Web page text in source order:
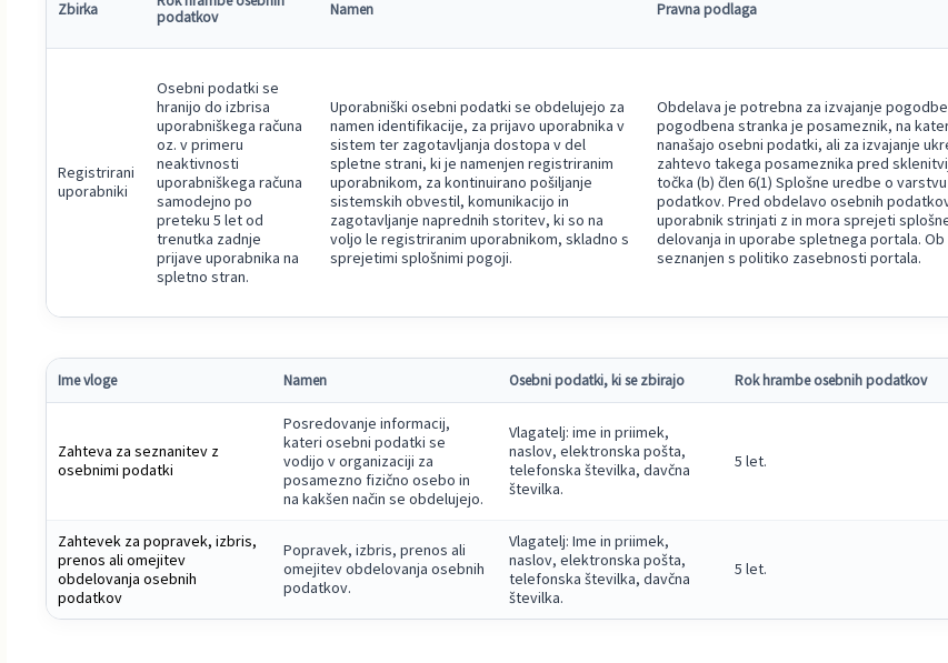
Zbirka
podatkov
Namen Pravna podlaga
Registrirani
uporabniki
Osebni podatki se
hranijo do izbrisa
uporabniškega računa
oz. v primeru
neaktivnosti
uporabniškega računa
samodejno po
preteku 5 let od
trenutka zadnje
prijave uporabnika na
spletno stran.
Uporabniški osebni podatki se obdelujejo za
namen identifikacije, za prijavo uporabnika v
sistem ter zagotavljanja dostopa v del
spletne strani, ki je namenjen registriranim
uporabnikom, za kontinuirano pošiljanje
sistemskih obvestil, komunikacijo in
zagotavljanje naprednih storitev, ki so na
voljo le registriranim uporabnikom, skladno s
sprejetimi splošnimi pogoji.
Obdelava je potrebna za izvajanje
pogodbena stranka je posameznik, na
nanašajo osebni podatki, ali za izvajanje
zahtevo takega posameznika pred
točka (b) člen 6(1) Splošne uredbe o
podatkov. Pred obdelavo osebnih
uporabnik strinjati z in mora sprejeti
delovanja in uporabe spletnega portala.
seznanjen s politiko zasebnosti portala.
Ime vloge Namen Osebni podatki, ki se zbirajo Rok hrambe osebnih podatkov
Zahteva za seznanitev z
osebnimi podatki
Posredovanje informacij,
kateri osebni podatki se
vodijo v organizaciji za
posamezno fizično osebo in
na kakšen način se obdelujejo.
Vlagatelj: ime in priimek,
naslov, elektronska pošta,
telefonska številka, davčna
številka.
5 let.
Zahtevek za popravek, izbris,
prenos ali omejitev
obdelovanja osebnih
podatkov
Popravek, izbris, prenos ali
omejitev obdelovanja osebnih
podatkov.
Vlagatelj: Ime in priimek,
naslov, elektronska pošta,
telefonska številka, davčna
številka.
5 let.